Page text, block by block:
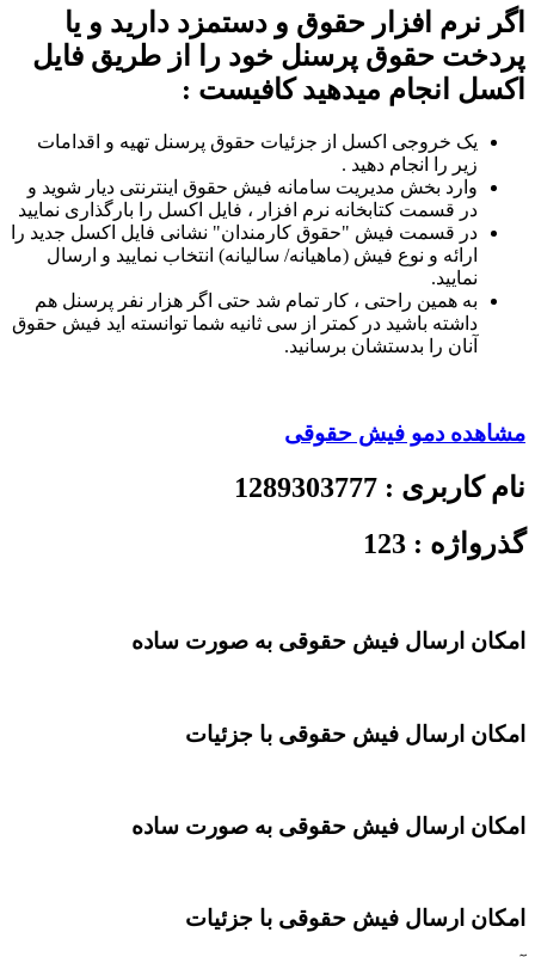
نرم افزار حقوق و دستمزد دارید و یا
حقوق پرسنل خود را از طریق فایل
انجام میدهید کافیست :
یک خروجی اکسل از جزئیات حقوق پرسنل تهیه و اقدامات
زیر را انجام دهید .
وارد بخش مدیریت سامانه فیش حقوق اینترنتی دیار شوید و
در قسمت کتابخانه نرم افزار ، فایل اکسل را بارگذاری نمایید
در قسمت فیش "حقوق کارمندان" نشانی فایل اکسل جدید را
ارائه و نوع فیش (ماهیانه/ سالیانه) انتخاب نمایید و ارسال
نمایید.
به همین راحتی ، کار تمام شد حتی اگر هزار نفر پرسنل هم
داشته باشید در کمتر از سی ثانیه شما توانسته اید فیش حقوق
آنان را بدستشان برسانید.
دموفیش حقوقی
کاربری :1289303777
:
123
ارسال فیش حقوقی به صورت ساده
ارسال فیش حقوقی با جزئیات
ارسال فیش حقوقی به صورت ساده
ارسال فیش حقوقی با جزئیات